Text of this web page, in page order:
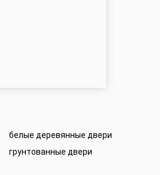
белые деревянные двери
грунтованные двери